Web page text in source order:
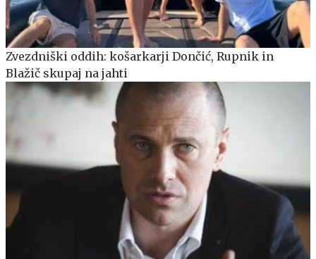
Zvezdniški oddih: košarkarji Dončić, Rupnik in
Blažič skupaj na jahti